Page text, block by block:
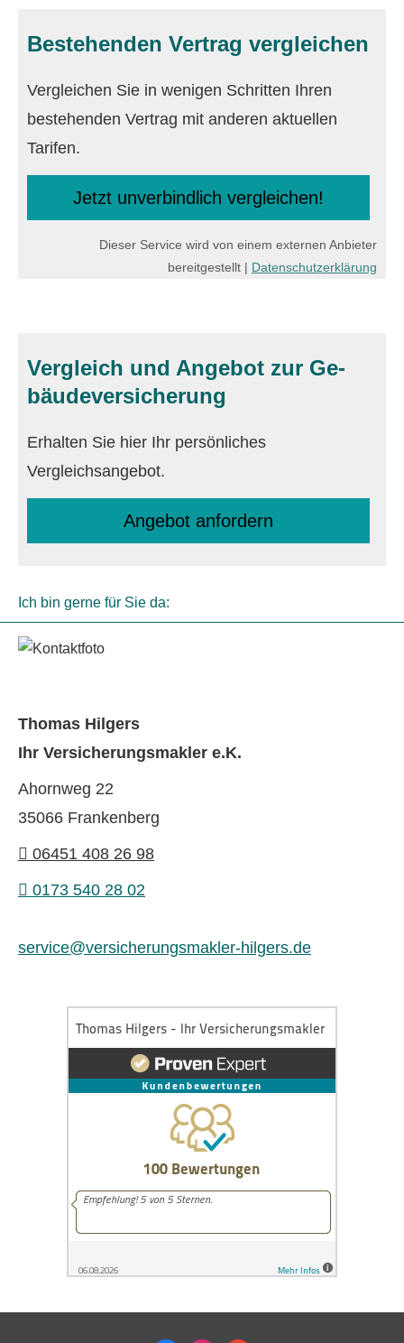
Bestehenden Vertrag ver­gleichen
Vergleichen Sie in wenigen Schritten Ihren
bestehenden Vertrag mit anderen aktuellen
Tarifen.
Jetzt unverbindlich ver­gleichen!
Dieser Service wird von einem externen Anbieter
bereitgestellt | Datenschutzerklärung
Vergleich und Angebot zur Ge­
bäude­ver­si­che­rung
Erhalten Sie hier Ihr persönliches
Vergleichsangebot.
An­ge­bot an­for­dern
Ich bin gerne für Sie da:
Thomas Hilgers
Ihr Ver­sicherungs­makler e.K.
Ahornweg 22
35066 Frankenberg
06451 408 26 98
0173 540 28 02
service@versicherungsmakler-hilgers.de